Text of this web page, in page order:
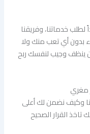
خدماتنا، وفريقنا
بدون أي تعب منك ولا
ينظف وجيب لنفسك ربح
مغري
وكيف نضمن لك أعلى
تاخذ القرار الصحيح